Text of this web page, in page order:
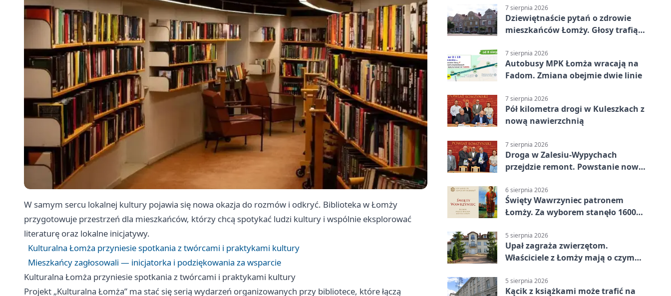
W samym sercu lokalnej kultury pojawia się nowa okazja do rozmów i odkryć. Biblioteka w Łomży
przygotowuje przestrzeń dla mieszkańców, którzy chcą spotykać ludzi kultury i wspólnie eksplorować
literaturę oraz lokalne inicjatywy.
Kulturalna Łomża przyniesie spotkania z twórcami i praktykami kultury
Mieszkańcy zagłosowali — inicjatorka i podziękowania za wsparcie
Kulturalna Łomża przyniesie spotkania z twórcami i praktykami kultury
Projekt „Kulturalna Łomża” ma stać się serią wydarzeń organizowanych przy bibliotece, które łączą
7 sierpnia 2026
Dziewiętnaście pytań o zdrowie
mieszkańców Łomży. Głosy trafią
7 sierpnia 2026
Autobusy MPK Łomża wracają na
Fadom. Zmiana obejmie dwie linie
7 sierpnia 2026
Pół kilometra drogi w Kuleszkach z
nową nawierzchnią
7 sierpnia 2026
Droga w Zalesiu-Wypychach
przejdzie remont. Powstanie nowa
6 sierpnia 2026
Święty Wawrzyniec patronem
Łomży. Za wyborem stanęło 1600
5 sierpnia 2026
Upał zagraża zwierzętom.
Właściciele z Łomży mają o czym
5 sierpnia 2026
Kącik z książkami może trafić na